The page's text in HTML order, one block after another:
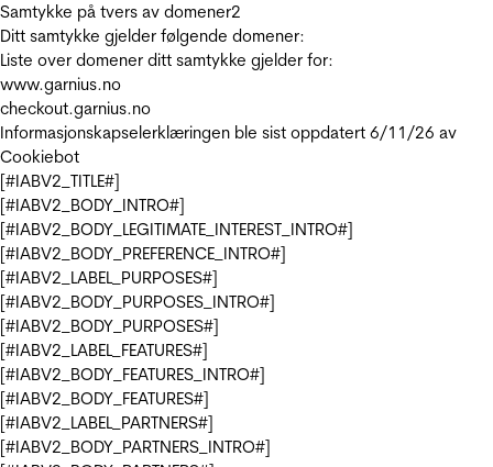
Samtykke på tvers av domener2
Ditt samtykke gjelder følgende domener:
Liste over domener ditt samtykke gjelder for:
www.garnius.no
checkout.garnius.no
Informasjonskapselerklæringen ble sist oppdatert 6/11/26 av
Cookiebot
[#IABV2_TITLE#]
[#IABV2_BODY_INTRO#]
[#IABV2_BODY_LEGITIMATE_INTEREST_INTRO#]
[#IABV2_BODY_PREFERENCE_INTRO#]
[#IABV2_LABEL_PURPOSES#]
[#IABV2_BODY_PURPOSES_INTRO#]
[#IABV2_BODY_PURPOSES#]
[#IABV2_LABEL_FEATURES#]
[#IABV2_BODY_FEATURES_INTRO#]
[#IABV2_BODY_FEATURES#]
[#IABV2_LABEL_PARTNERS#]
[#IABV2_BODY_PARTNERS_INTRO#]